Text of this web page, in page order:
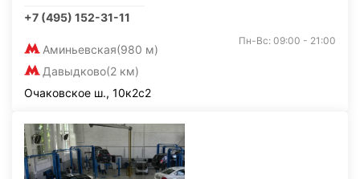
+7 (495) 152-31-11
Аминьевская(980 м)
Давыдково(2 км)
Пн-Вс: 09:00 - 21:00
Очаковское ш., 10к2с2